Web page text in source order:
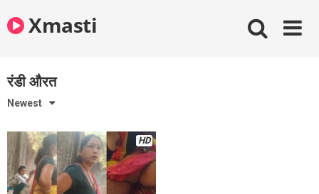
to
contentXmasti
रंडी औरत
Newest
HD